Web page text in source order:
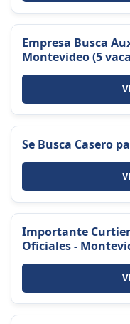
Empresa Busca
Montevideo (5
Se Busca Casero
Importante
Oficiales -